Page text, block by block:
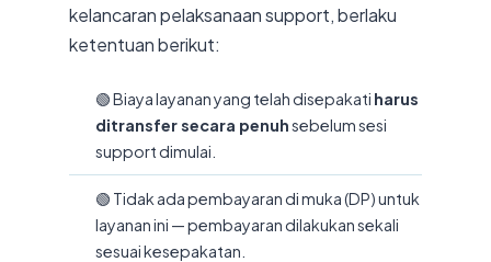
kelancaran pelaksanaan support, berlaku
ketentuan berikut:
🟢 Biaya layanan yang telah disepakati harus
ditransfer secara penuhsebelum sesi
support dimulai.
🟢 Tidak ada pembayaran di muka (DP) untuk
layanan ini — pembayaran dilakukan sekali
sesuai kesepakatan.